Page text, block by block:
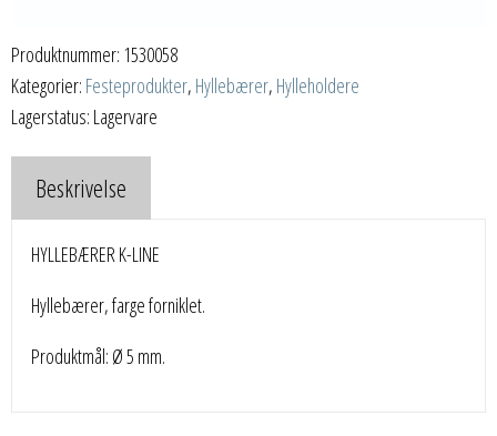
Produktnummer: 1530058
Kategorier: Festeprodukter, Hyllebærer, Hylleholdere
Lagerstatus: Lagervare
Beskrivelse
HYLLEBÆRER K-LINE
Hyllebærer, farge forniklet.
Produktmål: Ø 5 mm.